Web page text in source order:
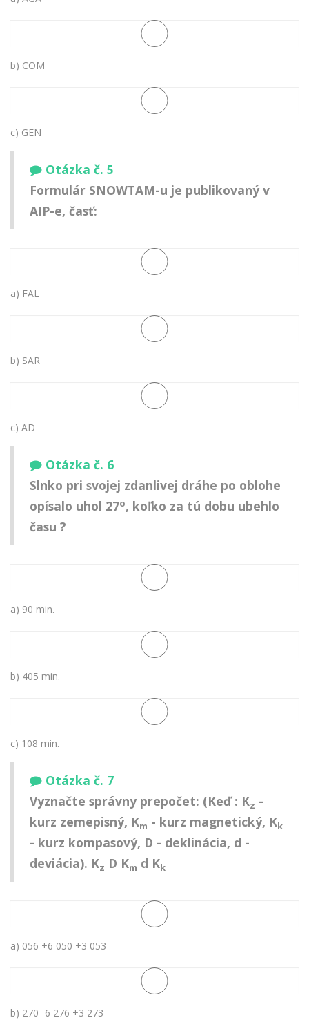
b) COM
c) GEN
Otázka č. 5
Formulár SNOWTAM-u je publikovaný v
AIP-e, časť:
a) FAL
b) SAR
c) AD
Otázka č. 6
Slnko pri svojej zdanlivej dráhe po oblohe
opísalo uhol 27o, koľko za tú dobu ubehlo
času ?
a) 90 min.
b) 405 min.
c) 108 min.
Otázka č. 7
Vyznačte správny prepočet: (Keď : Kz -
kurz zemepisný, Km - kurz magnetický, Kk
- kurz kompasový, D - deklinácia, d -
deviácia). Kz D Km d Kk
a) 056 +6 050 +3 053
b) 270 -6 276 +3 273